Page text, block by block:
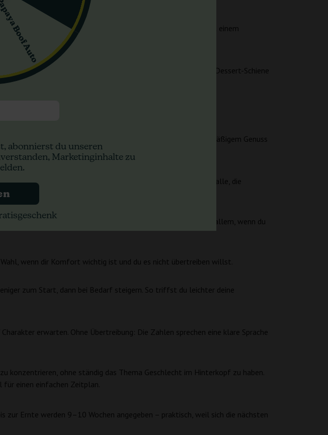
heißt das: spürbar energetisch, aber ohne „Zerstreuung“ – mit einem
anzubauen. Blueberry Muffin Auto spielt klar auf der süßen Dessert-Schiene
aufdringlich wirken und angenehm bleiben.
nicht zu schwer wird. Eine Kombination, die auch bei regelmäßigem Genuss
Power, aber ohne in eine Richtung zu kippen. Eine Option für alle, die
Anlagen mit. 20% THC können deutlich reinhauen – vor allem, wenn du
wenn dir Komfort wichtig ist und du es nicht übertreiben willst.
zum Start, dann bei Bedarf steigern. So triffst du leichter deine
erwarten. Ohne Übertreibung: Die Zahlen sprechen eine klare Sprache
konzentrieren, ohne ständig das Thema Geschlecht im Hinterkopf zu haben.
einen einfachen Zeitplan.
zur Ernte werden 9–10 Wochen angegeben – praktisch, weil sich die nächsten
Papaya Boof Auto
abonnierst du unseren
Marketinginhalte zu